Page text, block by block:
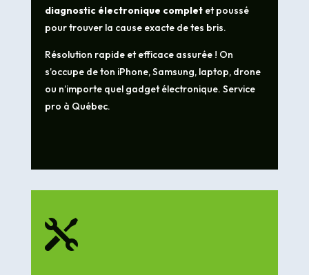
diagnostic électronique completet poussé
pour trouver la cause exacte de tes bris.
Résolution rapide et efficace assurée ! On
s’occupe de ton iPhone, Samsung, laptop, drone
ou n’importe quel gadget électronique. Service
pro à Québec.
